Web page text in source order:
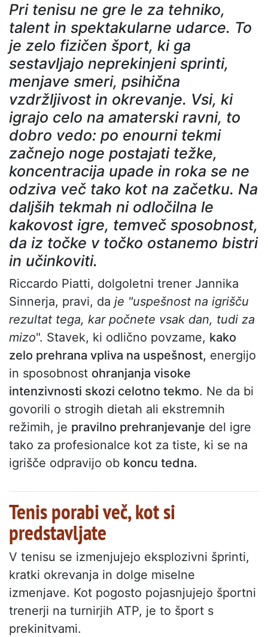
Pri tenisu ne gre le za tehniko,
talent in spektakularne udarce. To
je zelo fizičen šport, ki ga
sestavljajo neprekinjeni sprinti,
menjave smeri, psihična
vzdržljivost in okrevanje. Vsi, ki
igrajo celo na amaterski ravni, to
dobro vedo: po enourni tekmi
začnejo noge postajati težke,
koncentracija upade in roka se ne
odziva več tako kot na začetku. Na
daljših tekmah ni odločilna le
kakovost igre, temveč sposobnost,
da iz točke v točko ostanemo bistri
in učinkoviti.
Riccardo Piatti, dolgoletni trener Jannika
Sinnerja, pravi, da je "uspešnost na igrišču
rezultat tega, kar počnete vsak dan, tudi za
mizo". Stavek, ki odlično povzame, kako
zelo prehrana vpliva na uspešnost, energijo
in sposobnost ohranjanja visoke
intenzivnosti skozi celotno tekmo. Ne da bi
govorili o strogih dietah ali ekstremnih
režimih, je pravilno prehranjevanje del igre
tako za profesionalce kot za tiste, ki se na
igrišče odpravijo ob koncu tedna.
Tenis porabi več, kot si
predstavljate
V tenisu se izmenjujejo eksplozivni šprinti,
kratki okrevanja in dolge miselne
izmenjave. Kot pogosto pojasnjujejo športni
trenerji na turnirjih ATP, je to šport s
prekinitvami.